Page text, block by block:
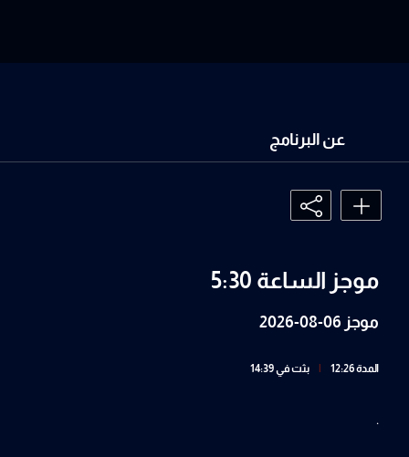
عن البرنامج
موجز الساعة 5:30
موجز 06-08-2026
المدة 12:26 بثت في 14:39
.